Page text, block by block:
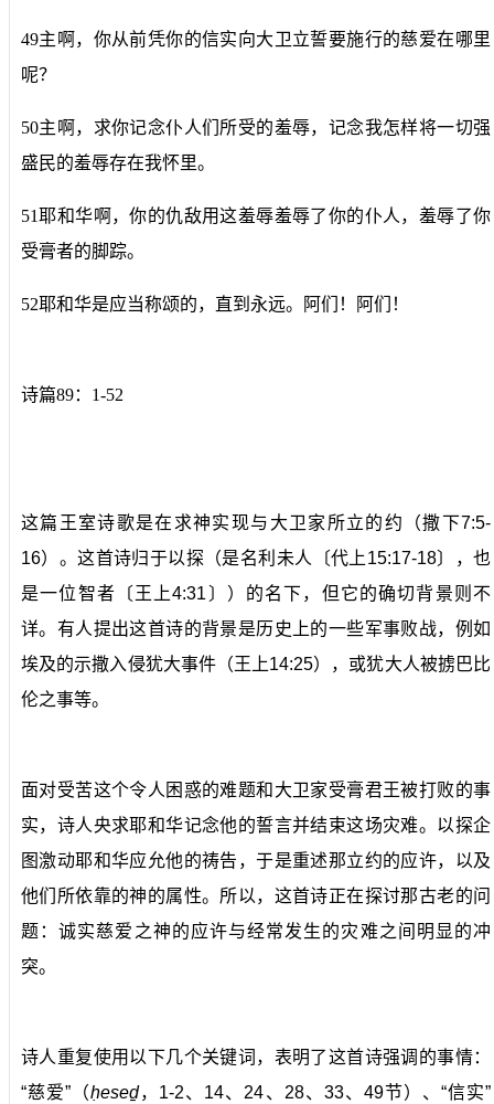
49主啊，你从前凭你的信实向大卫立誓要施行的慈爱在哪里
呢？
50主啊，求你记念仆人们所受的羞辱，记念我怎样将一切强
盛民的羞辱存在我怀里。
51耶和华啊，你的仇敌用这羞辱羞辱了你的仆人，羞辱了你
受膏者的脚踪。
52耶和华是应当称颂的，直到永远。阿们！阿们！
诗篇89：1-52
这篇王室诗歌是在求神实现与大卫家所立的约（撒下7:5-
16）。这首诗归于以探（是名利未人〔代上15:17-18〕，也
是一位智者〔王上4:31〕）的名下，但它的确切背景则不
详。有人提出这首诗的背景是历史上的一些军事败战，例如
埃及的示撒入侵犹大事件（王上14:25），或犹大人被掳巴比
伦之事等。
面对受苦这个令人困惑的难题和大卫家受膏君王被打败的事
实，诗人央求耶和华记念他的誓言并结束这场灾难。以探企
图激动耶和华应允他的祷告，于是重述那立约的应许，以及
他们所依靠的神的属性。所以，这首诗正在探讨那古老的问
题：诚实慈爱之神的应许与经常发生的灾难之间明显的冲
突。
诗人重复使用以下几个关键词，表明了这首诗强调的事情：
“慈爱”（ḥeseḏ，1-2、14、24、28、33、49节）、“信实”